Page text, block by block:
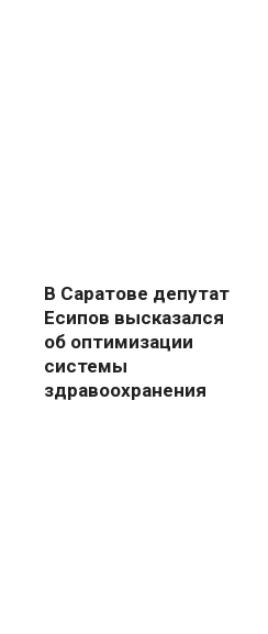
В Саратове депутат
Есипов высказался
об оптимизации
системы
здравоохранения